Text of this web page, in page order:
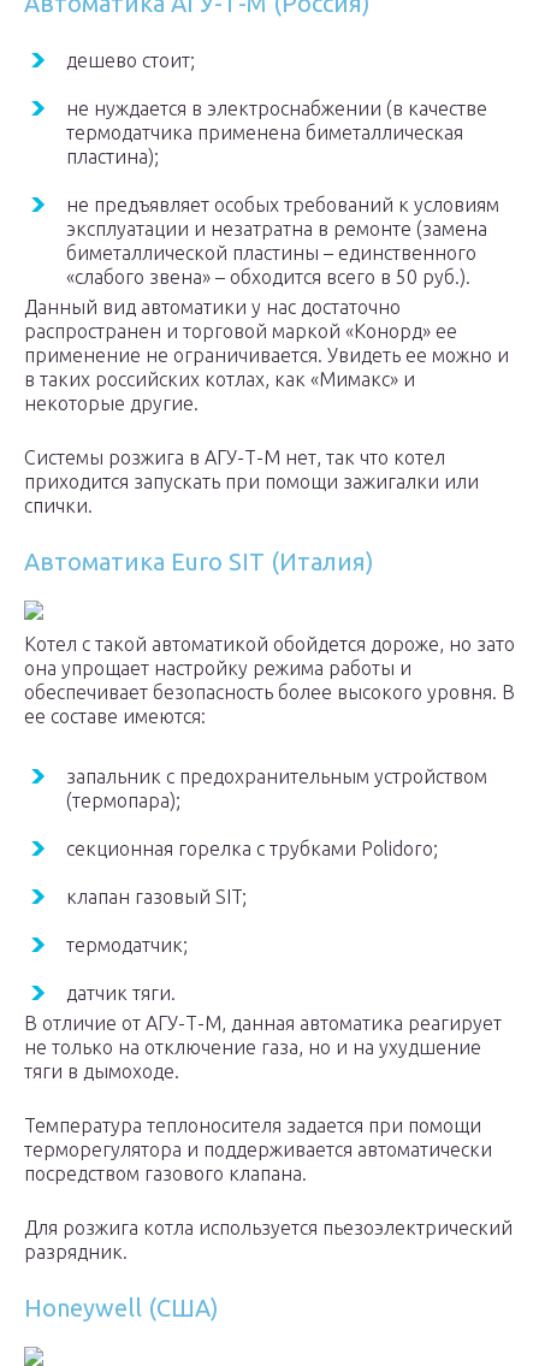
дешево стоит;
не нуждается в электроснабжении (в качестве
термодатчика применена биметаллическая
пластина);
не предъявляет особых требований к условиям
эксплуатации и незатратна в ремонте (замена
биметаллической пластины – единственного
«слабого звена» – обходится всего в 50 руб.).
Данный вид автоматики у нас достаточно
распространен и торговой маркой «Конорд» ее
применение не ограничивается. Увидеть ее можно и
в таких российских котлах, как «Мимакс» и
некоторые другие.
Системы розжига в АГУ-Т-М нет, так что котел
приходится запускать при помощи зажигалки или
спички.
Автоматика Euro SIT (Италия)
Котел с такой автоматикой обойдется дороже, но зато
она упрощает настройку режима работы и
обеспечивает безопасность более высокого уровня. В
ее составе имеются:
запальник с предохранительным устройством
(термопара);
секционная горелка с трубками Polidoro;
клапан газовый SIT;
термодатчик;
датчик тяги.
В отличие от АГУ-Т-М, данная автоматика реагирует
не только на отключение газа, но и на ухудшение
тяги в дымоходе.
Температура теплоносителя задается при помощи
терморегулятора и поддерживается автоматически
посредством газового клапана.
Для розжига котла используется пьезоэлектрический
разрядник.
Honeywell (США)